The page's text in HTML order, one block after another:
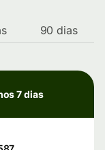
90 dias
7 dias